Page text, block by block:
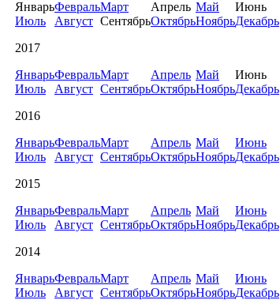
ЯнварьФевральМарт Апрель Май
Июнь
Июль
Август СентябрьОктябрьНоябрьДекабрь
2017
ЯнварьФевральМарт Апрель Май
Июнь
Июль
Август СентябрьОктябрьНоябрьДекабрь
2016
ЯнварьФевральМарт Апрель Май
Июнь
Июль
Август СентябрьОктябрьНоябрьДекабрь
2015
ЯнварьФевральМарт Апрель Май
Июнь
Июль
Август СентябрьОктябрьНоябрьДекабрь
2014
ЯнварьФевральМарт Апрель Май
Июнь
Июль
Август СентябрьОктябрьНоябрьДекабрь